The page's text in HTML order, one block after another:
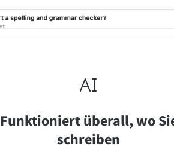
Funktioniert überall, wo
schreiben